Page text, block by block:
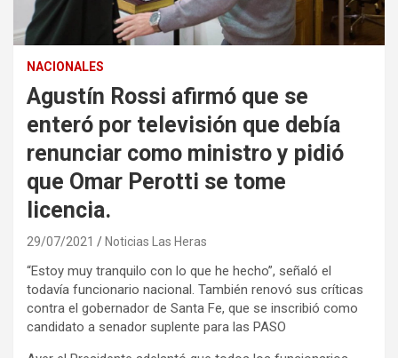
NACIONALES
Agustín Rossi afirmó que se
enteró por televisión que debía
renunciar como ministro y pidió
que Omar Perotti se tome
licencia.
29/07/2021 Noticias Las Heras
“Estoy muy tranquilo con lo que he hecho”, señaló el
todavía funcionario nacional. También renovó sus críticas
contra el gobernador de Santa Fe, que se inscribió como
candidato a senador suplente para las PASO